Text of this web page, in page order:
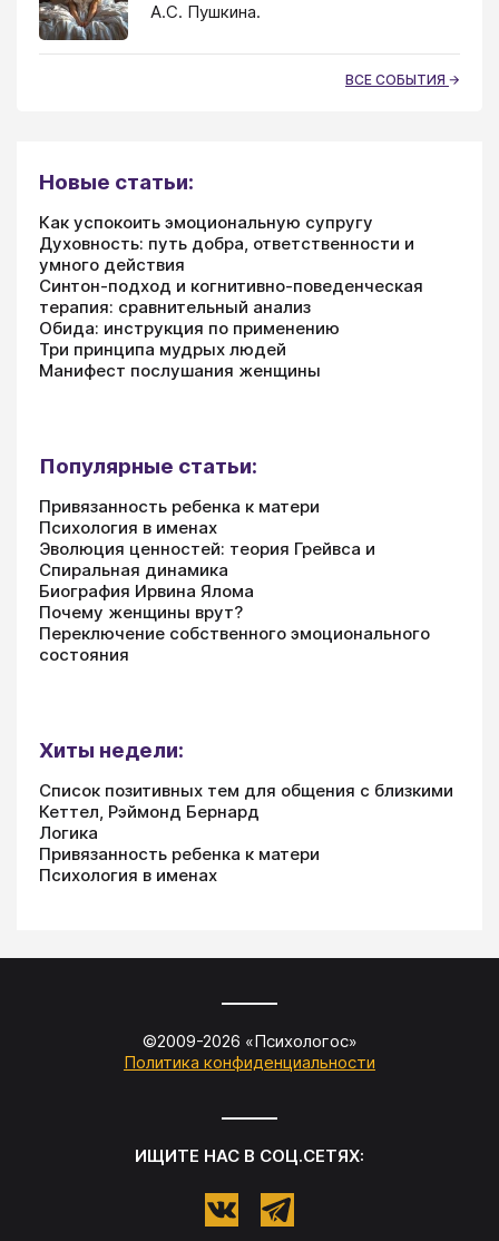
А.С. Пушкина.
ВСЕ СОБЫТИЯ
Новые статьи:
Как успокоить эмоциональную супругу
Духовность: путь добра, ответственности и
умного действия
Синтон-подход и когнитивно-поведенческая
терапия: сравнительный анализ
Обида: инструкция по применению
Три принципа мудрых людей
Манифест послушания женщины
Популярные статьи:
Привязанность ребенка к матери
Психология в именах
Эволюция ценностей: теория Грейвса и
Спиральная динамика
Биография Ирвина Ялома
Почему женщины врут?
Переключение собственного эмоционального
состояния
Хиты недели:
Список позитивных тем для общения с близкими
Кеттел, Рэймонд Бернард
Логика
Привязанность ребенка к матери
Психология в именах
©2009-2026 «Психологос»
Политика конфиденциальности
ИЩИТЕ НАС В СОЦ.СЕТЯХ: